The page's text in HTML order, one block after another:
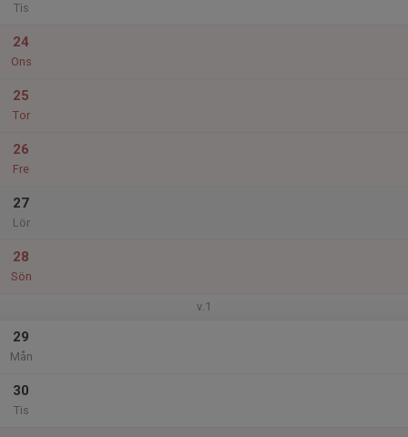
Tis
24
Ons
25
Tor
26
Fre
27
Lör
28
Sön
v.1
29
Mån
30
Tis